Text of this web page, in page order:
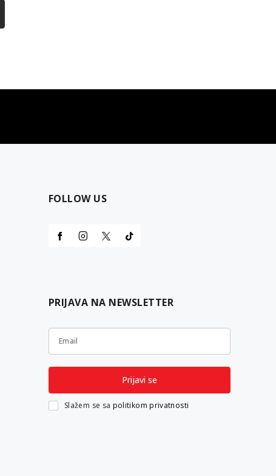
FOLLOW US
PRIJAVA NA NEWSLETTER
Email
Prijavi se
Slažem se sa politikom privatnosti